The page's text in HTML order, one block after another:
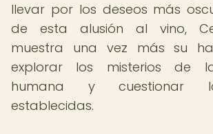
llevar por los deseos más
de esta alusión al vino,
muestra una vez más su
explorar los misterios de
humana y cuestionar
establecidas.